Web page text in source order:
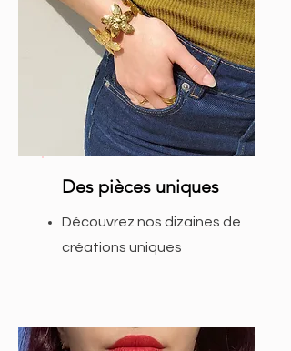
Des pièces uniques
Découvrez nos dizaines de
créations uniques